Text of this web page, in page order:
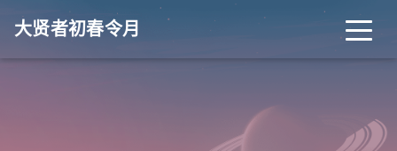
大贤者初春令月